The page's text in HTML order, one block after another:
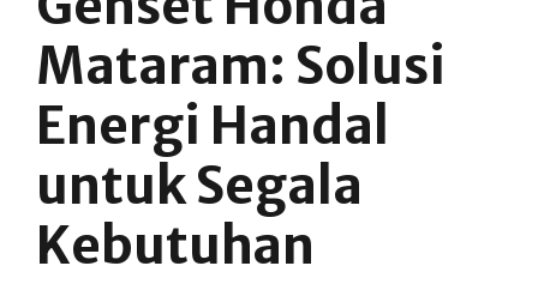
Mataram: Solusi
Energi Handal
untuk Segala
Kebutuhan